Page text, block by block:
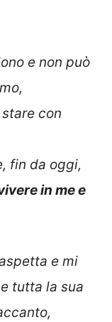
e non può
stare con
fin da oggi,
in me e
e mi
tutta la sua